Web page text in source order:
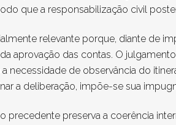
que a responsabilização civil
relevante porque, diante de
aprovação das contas. O
necessidade de observância do
a deliberação, impõe-se sua
precedente preserva a coerência